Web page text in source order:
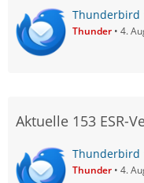
Thunderbird
Thunder 4.
Aktuelle 153 ESR-
Thunderbird
Thunder 4.